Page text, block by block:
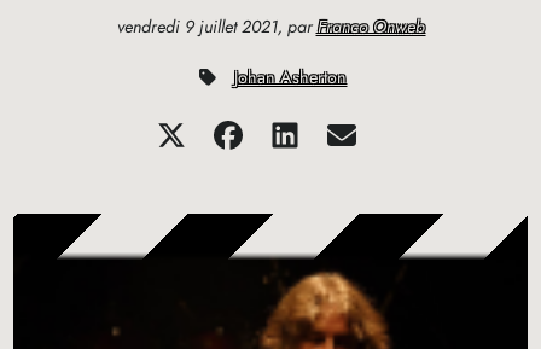
vendredi 9 juillet 2021, parFranco Onweb
Johan Asherton